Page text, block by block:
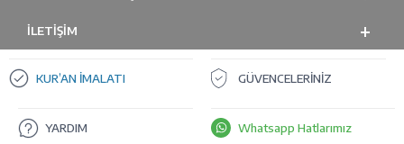
İLETİŞİM
KUR’AN İMALATI GÜVENCELERİNİZ
YARDIM Whatsapp Hatlarımız